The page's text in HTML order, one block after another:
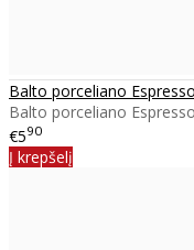
Balto porceliano
Balto porceliano
€590
Į krepšelį